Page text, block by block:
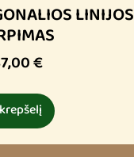
LINIJOS
€